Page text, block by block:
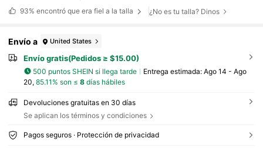
93% encontró que era fiel a la talla ¿No es tu talla? Dinos
Envío a United States
Envío gratis(Pedidos ≥ $15.00)
500 puntos SHEIN si llega tarde Entrega estimada: Ago 14 - Ago
20, 85.11% son ≤ 8días hábiles
Devoluciones gratuitas en 30 días
Se aplican los términos y condiciones
Pagos seguros · Protección de privacidad